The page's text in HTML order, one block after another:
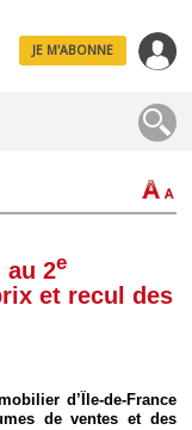
JE M'ABONNE
au 2e
et recul des
d’Île-de-France
de ventes et des